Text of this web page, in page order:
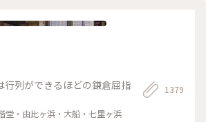
行列ができるほどの鎌倉屈指
堂・由比ヶ浜・大船・七里ヶ浜
1379